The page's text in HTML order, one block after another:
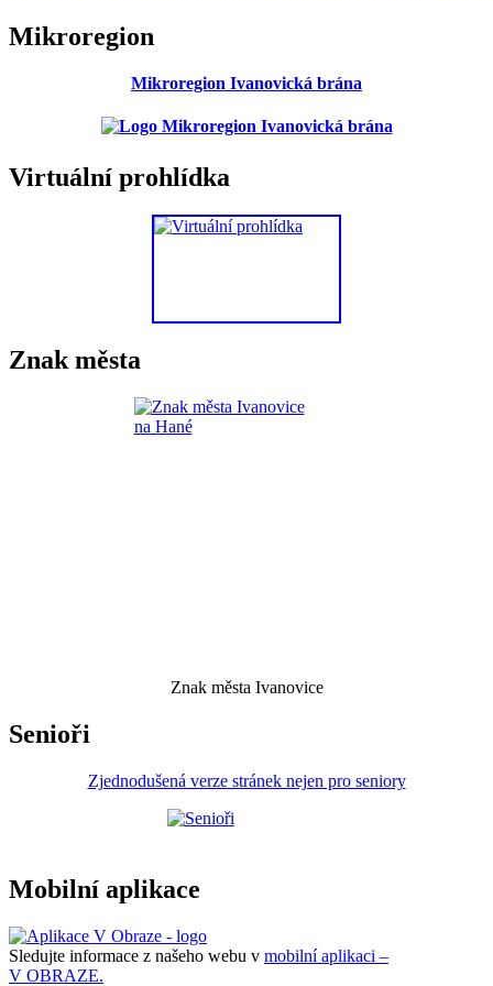
Mikroregion
Mikroregion Ivanovická brána
Virtuální prohlídka
Znak města
Znak města Ivanovice
Senioři
Zjednodušená verze stránek nejen pro seniory
Mobilní aplikace
Sledujte informace z našeho webu v mobilní aplikaci –
V OBRAZE.